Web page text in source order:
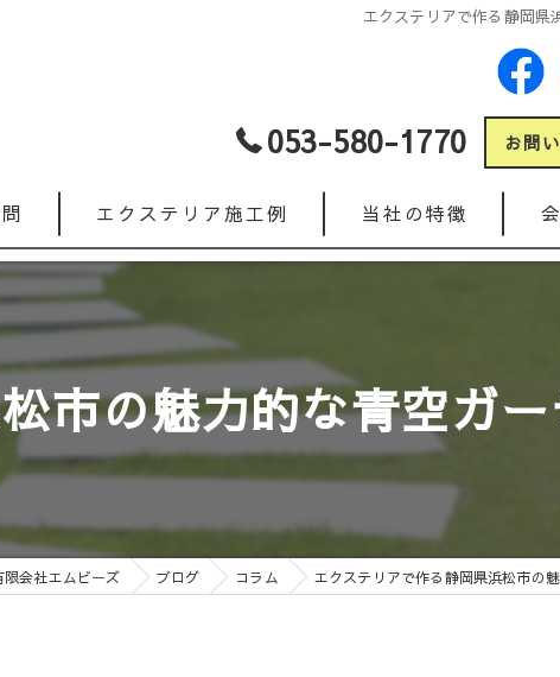
エクステリアで作る静岡県
053-580-1770 お問
エクステリア施工例 当社の特徴
ガレージ
人工芝
インターロッキング
市の魅力的な青空ガ
会社エムビーズ ブログ コラム エクステリアで作る静岡県浜松市の